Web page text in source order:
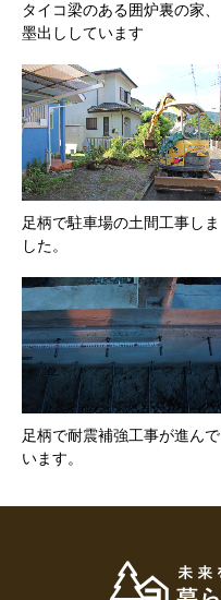
タイコ梁のある囲炉裏の家、
墨出ししています
足柄で駐車場の土間工事しま
した。
足柄で耐震補強工事が進んで
います。